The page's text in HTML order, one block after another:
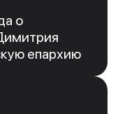
о
епархию